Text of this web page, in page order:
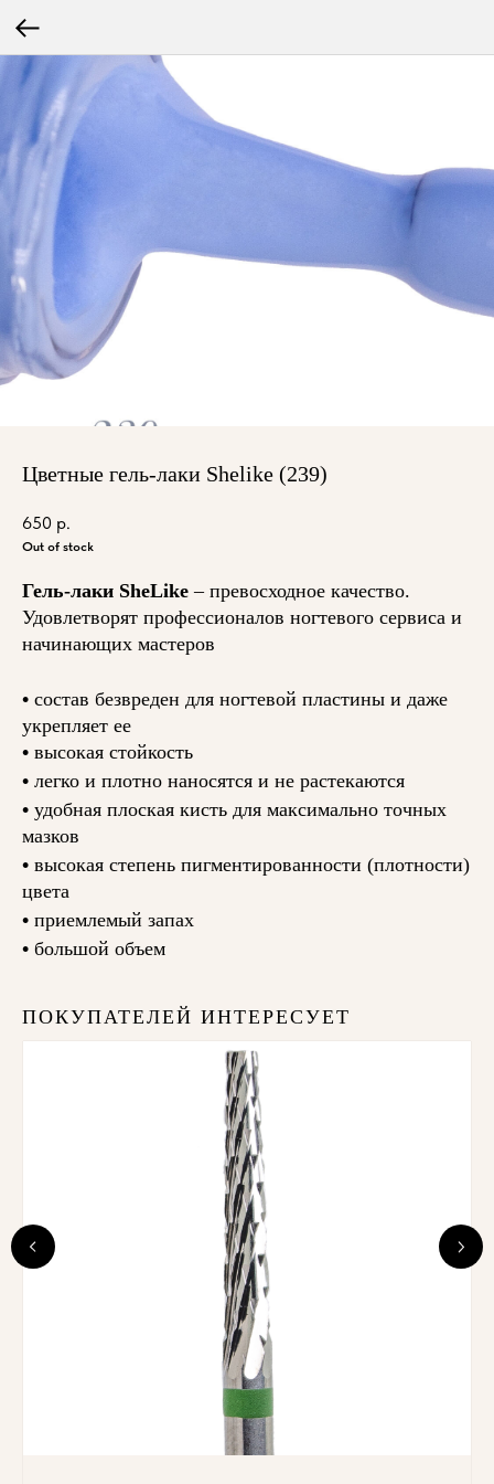
Цветные гель-лаки Shelike (239)
650 р.
Out of stock
Гель-лаки SheLike – превосходное качество.
Удовлетворят профессионалов ногтевого сервиса и
начинающих мастеров
• состав безвреден для ногтевой пластины и даже
укрепляет ее
• высокая стойкость
• легко и плотно наносятся и не растекаются
• удобная плоская кисть для максимально точных
мазков
• высокая степень пигментированности (плотности)
цвета
• приемлемый запах
• большой объем
ПОКУПАТЕЛЕЙ ИНТЕРЕСУЕТ